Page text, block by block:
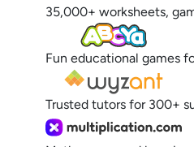
35,000+ worksheets,
Fun educational games
Trusted tutors for 300+